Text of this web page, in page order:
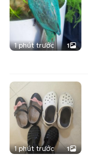
1 phút trước 1
1 phút trước 1